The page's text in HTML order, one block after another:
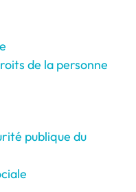
de la personne
publique du